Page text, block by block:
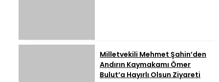
Milletvekili Mehmet Şahin’den
Andırın Kaymakamı Ömer
Bulut’a Hayırlı Olsun Ziyareti